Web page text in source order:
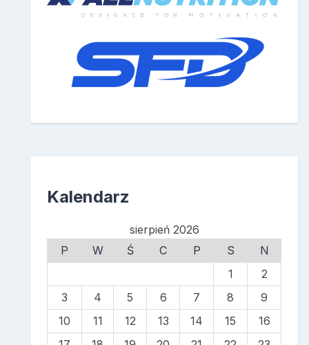
Kalendarz
sierpień 2026
P
W Ś C P S
N
1
2
3
4 5 6 7 8
9
10
11 12 13 14 15
16